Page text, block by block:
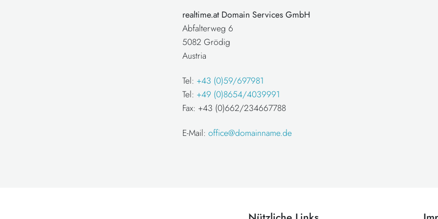
realtime.at Domain Services GmbH
Abfalterweg 6
5082 Grödig
Austria
Tel: +43 (0)59/697981
Tel: +49 (0)8654/4039991
Fax: +43 (0)662/234667788
E-Mail:office@domainname.de